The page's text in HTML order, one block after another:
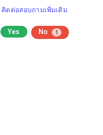
ติดต่อสอบถามเพิ่มเติม
Yes No 1